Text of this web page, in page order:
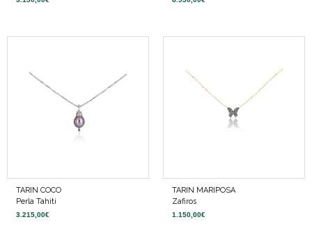
TARIN COCO
Perla Tahiti
3.215,00€
TARIN MARIPOSA
Zafiros
1.150,00€